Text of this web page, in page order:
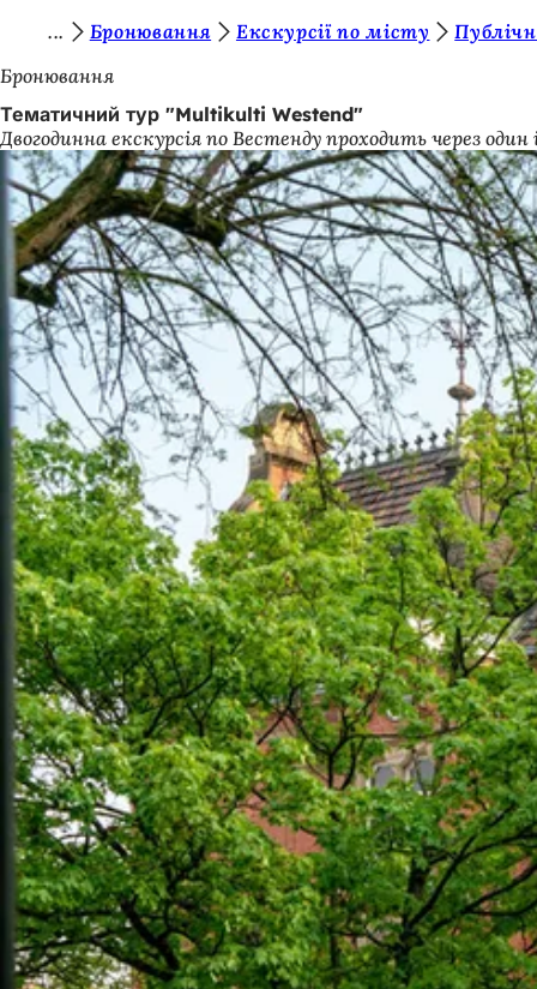
Перейти до змісту
и
т
у
т
:
Бронювання Екскурсії по місту
Бронювання
Тематичний тур "Multikulti Westend"
Двогодинна екскурсія по Вестенду проходить через